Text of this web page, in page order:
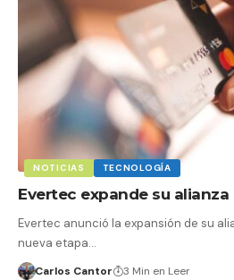
NOTICIAS TECNOLOGÍA
Evertec expande su
Evertec anunció la expansión de su
nueva etapa…
Carlos Cantor 3 Min en Leer